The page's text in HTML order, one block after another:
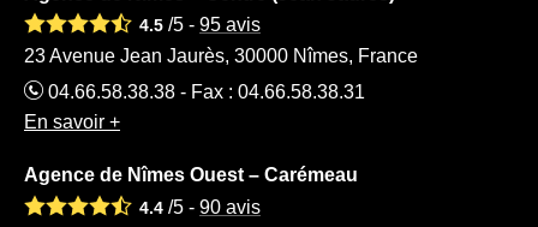
4.5 /5 - 95 avis
23 Avenue Jean Jaurès, 30000 Nîmes, France
04.66.58.38.38 - Fax : 04.66.58.38.31
En savoir +
Agence de Nîmes Ouest – Carémeau
4.4 /5 - 90 avis